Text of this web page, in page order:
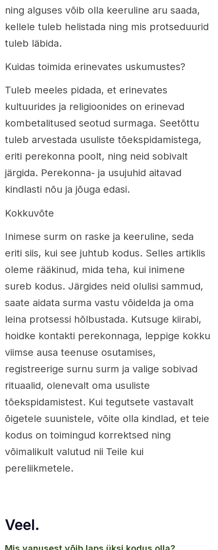
ning alguses võib olla keeruline aru saada,
kellele tuleb helistada ning mis protseduurid
tuleb läbida.
Kuidas toimida erinevates uskumustes?
Tuleb meeles pidada, et erinevates
kultuurides ja religioonides on erinevad
kombetalitused seotud surmaga. Seetõttu
tuleb arvestada usuliste tõekspidamistega,
eriti perekonna poolt, ning neid sobivalt
järgida. Perekonna- ja usujuhid aitavad
kindlasti nõu ja jõuga edasi.
Kokkuvõte
Inimese surm on raske ja keeruline, seda
eriti siis, kui see juhtub kodus. Selles artiklis
oleme rääkinud, mida teha, kui inimene
sureb kodus. Järgides neid olulisi sammud,
saate aidata surma vastu võidelda ja oma
leina protsessi hõlbustada. Kutsuge kiirabi,
hoidke kontakti perekonnaga, leppige kokku
viimse ausa teenuse osutamises,
registreerige surnu surm ja valige sobivad
rituaalid, olenevalt oma usuliste
tõekspidamistest. Kui tegutsete vastavalt
õigetele suunistele, võite olla kindlad, et teie
kodus on toimingud korrektsed ning
võimalikult valutud nii Teile kui
pereliikmetele.
Veel.